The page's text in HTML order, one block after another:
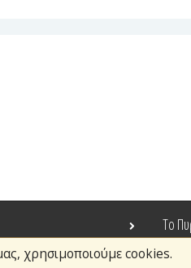
χρησιμοποιούμε cookies.
Το